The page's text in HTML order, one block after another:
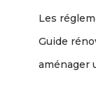
Les
Guide
aménager